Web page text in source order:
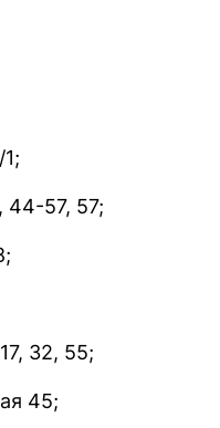
44-57, 57;
32, 55;
45;